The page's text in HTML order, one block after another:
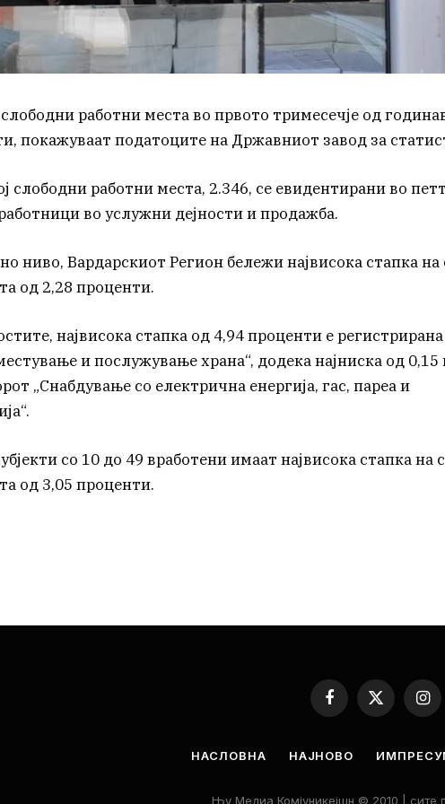
работни места во првото тримесечје од
покажуваат податоците на Државниот завод за
слободни работни места, 2.346, се евидентирани во
во услужни дејности и продажба.
ниво, Вардарскиот Регион бележи највисока стапка
од 2,28 проценти.
највисока стапка од 4,94 проценти е
и послужување храна“, додека најниска од
„Снабдување со електрична енергија, гас, пареа и
со 10 до 49 вработени имаат највисока стапка на
од 3,05 проценти.
Facebook
X
НАСЛОВНА НАЈНОВО
Њу Медиа Комјуникејшн © 2010 | сите